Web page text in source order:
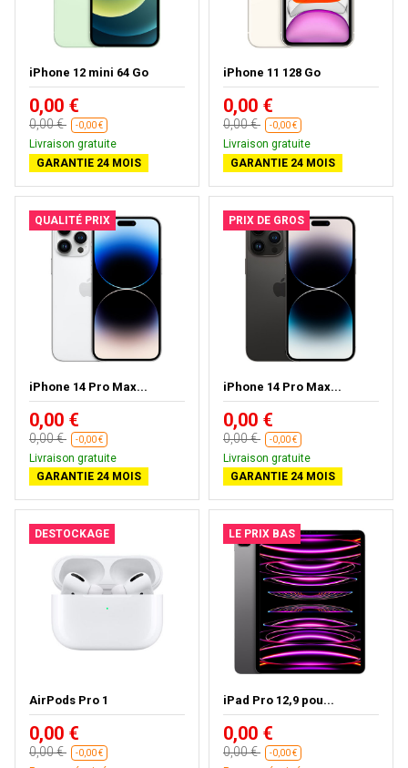
iPhone 12 mini 64 Go
0,00 €
0,00 € -0,00 €
Livraison gratuite
GARANTIE 24 MOIS
iPhone 11 128 Go
0,00 €
0,00 € -0,00 €
Livraison gratuite
GARANTIE 24 MOIS
QUALITÉ PRIX
iPhone 14 Pro Max...
0,00 €
0,00 € -0,00 €
Livraison gratuite
GARANTIE 24 MOIS
PRIX DE GROS
iPhone 14 Pro Max...
0,00 €
0,00 € -0,00 €
Livraison gratuite
GARANTIE 24 MOIS
DESTOCKAGE
AirPods Pro 1
0,00 €
0,00 € -0,00 €
LE PRIX BAS
iPad Pro 12,9 pou...
0,00 €
0,00 € -0,00 €